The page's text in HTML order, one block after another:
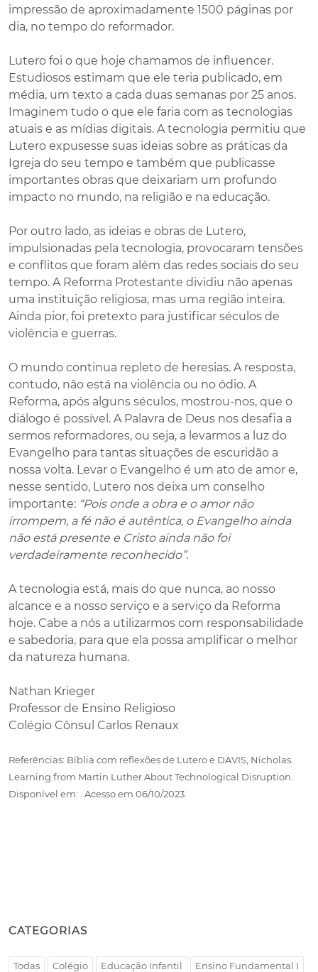
impressão de aproximadamente 1500 páginas por
dia, no tempo do reformador.
Lutero foi o que hoje chamamos de influencer.
Estudiosos estimam que ele teria publicado, em
média, um texto a cada duas semanas por 25 anos.
Imaginem tudo o que ele faria com as tecnologias
atuais e as mídias digitais. A tecnologia permitiu que
Lutero expusesse suas ideias sobre as práticas da
Igreja do seu tempo e também que publicasse
importantes obras que deixariam um profundo
impacto no mundo, na religião e na educação.
Por outro lado, as ideias e obras de Lutero,
impulsionadas pela tecnologia, provocaram tensões
e conflitos que foram além das redes sociais do seu
tempo. A Reforma Protestante dividiu não apenas
uma instituição religiosa, mas uma região inteira.
Ainda pior, foi pretexto para justificar séculos de
violência e guerras.
O mundo continua repleto de heresias. A resposta,
contudo, não está na violência ou no ódio. A
Reforma, após alguns séculos, mostrou-nos, que o
diálogo é possível. A Palavra de Deus nos desafia a
sermos reformadores, ou seja, a levarmos a luz do
Evangelho para tantas situações de escuridão a
nossa volta. Levar o Evangelho é um ato de amor e,
nesse sentido, Lutero nos deixa um conselho
importante: “Pois onde a obra e o amor não
irrompem, a fé não é autêntica, o Evangelho ainda
não está presente e Cristo ainda não foi
verdadeiramente reconhecido”.
A tecnologia está, mais do que nunca, ao nosso
alcance e a nosso serviço e a serviço da Reforma
hoje. Cabe a nós a utilizarmos com responsabilidade
e sabedoria, para que ela possa amplificar o melhor
da natureza humana.
Nathan Krieger
Professor de Ensino Religioso
Colégio Cônsul Carlos Renaux
Referências: Bíblia com reflexões de Lutero e DAVIS, Nicholas.
Learning from Martin Luther About Technological Disruption.
Disponível em:
. Acesso em 06/10/2023.
CATEGORIAS
Todas Colégio Educação Infantil
Ensino Fundamental I